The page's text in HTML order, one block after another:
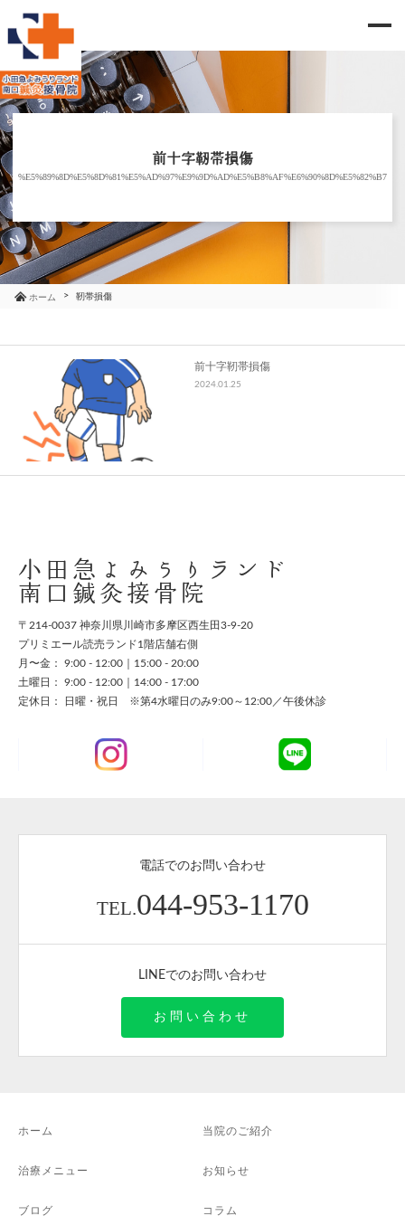
前十字靭帯損傷
%E5%89%8D%E5%8D%81%E5%AD%97%E9%9D%AD%E5%B8%AF%E6%90%8D%E5%82%B7
ホーム 靭帯損傷
前十字靭帯損傷
2024.01.25
小田急よみうりランド
南口鍼灸接骨院
〒214-0037 神奈川県川崎市多摩区西生田3-9-20
プリミエール読売ランド1階店舗右側
月〜金： 9:00 - 12:00｜15:00 - 20:00
土曜日： 9:00 - 12:00｜14:00 - 17:00
定休日： 日曜・祝日 ※第4水曜日のみ9:00～12:00／午後休診
電話でのお問い合わせ
TEL.044-953-1170
LINEでのお問い合わせ
お問い合わせ
ホーム 当院のご紹介
治療メニュー お知らせ
ブログ コラム
当院のご紹介
お知らせ
ブログ
コラム
アクセス
スタッフ募集